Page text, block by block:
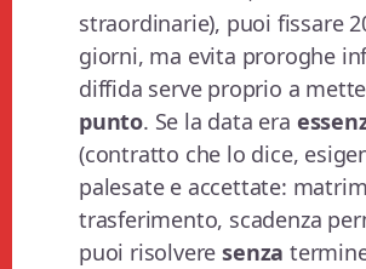
straordinarie), puoi fissare
giorni, ma evita proroghe
diffida serve proprio a
punto. Se la data era
(contratto che lo dice,
palesate e accettate:
trasferimento, scadenza
puoi risolveresenza